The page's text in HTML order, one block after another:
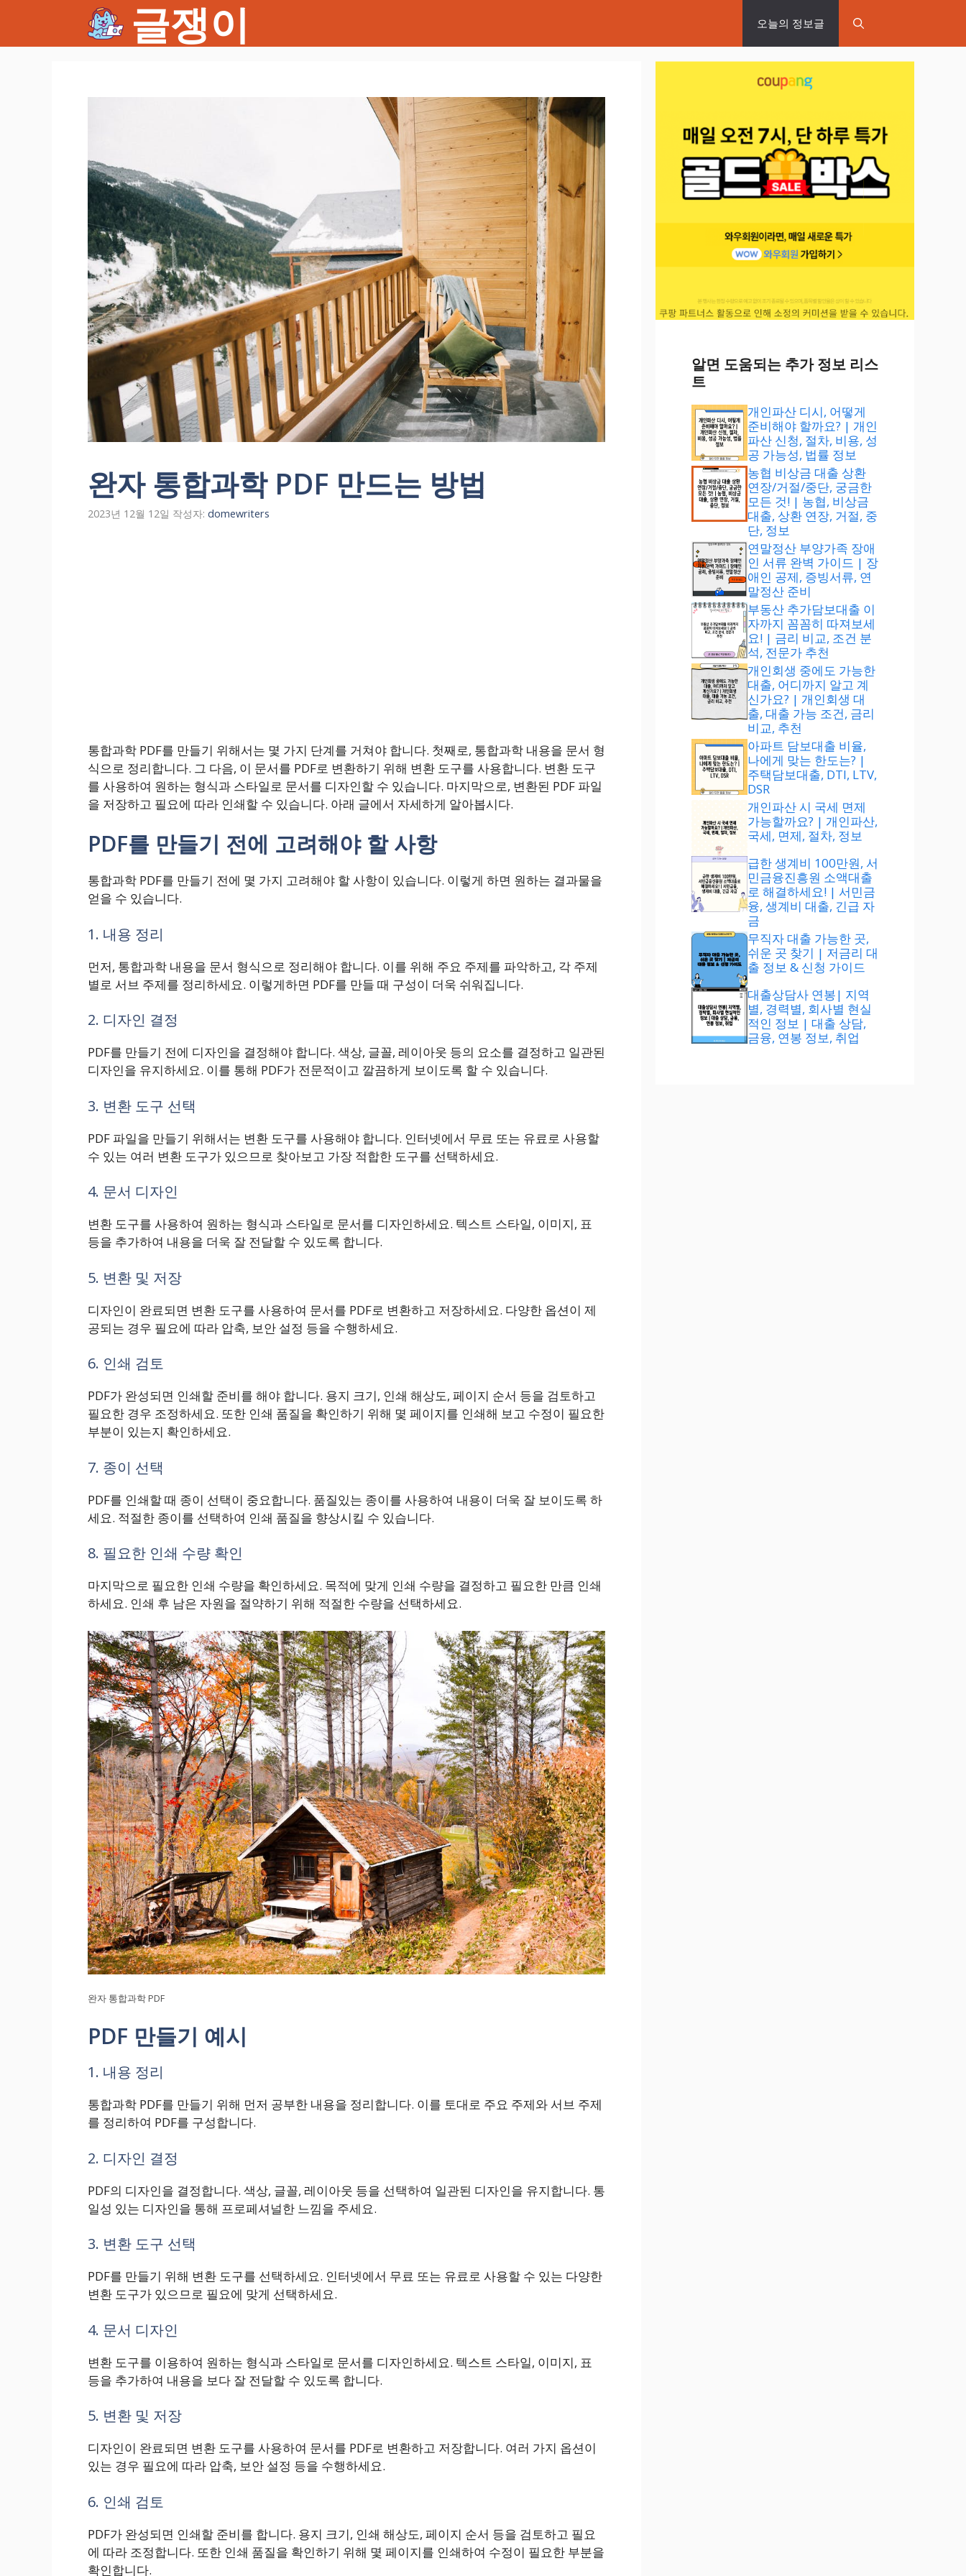
츠
글쟁이 오늘의 정보글
완자 통합과학 PDF 만드는 방법
2023년 12월 12일 작성자: domewriters
통합과학 PDF를 만들기 위해서는 몇 가지 단계를 거쳐야 합니다. 첫째로, 통합과학 내용을 문서 형
식으로 정리합니다. 그 다음, 이 문서를 PDF로 변환하기 위해 변환 도구를 사용합니다. 변환 도구
를 사용하여 원하는 형식과 스타일로 문서를 디자인할 수 있습니다. 마지막으로, 변환된 PDF 파일
을 저장하고 필요에 따라 인쇄할 수 있습니다. 아래 글에서 자세하게 알아봅시다.
PDF를 만들기 전에 고려해야 할 사항
통합과학 PDF를 만들기 전에 몇 가지 고려해야 할 사항이 있습니다. 이렇게 하면 원하는 결과물을
얻을 수 있습니다.
1. 내용 정리
먼저, 통합과학 내용을 문서 형식으로 정리해야 합니다. 이를 위해 주요 주제를 파악하고, 각 주제
별로 서브 주제를 정리하세요. 이렇게하면 PDF를 만들 때 구성이 더욱 쉬워집니다.
2. 디자인 결정
PDF를 만들기 전에 디자인을 결정해야 합니다. 색상, 글꼴, 레이아웃 등의 요소를 결정하고 일관된
디자인을 유지하세요. 이를 통해 PDF가 전문적이고 깔끔하게 보이도록 할 수 있습니다.
3. 변환 도구 선택
PDF 파일을 만들기 위해서는 변환 도구를 사용해야 합니다. 인터넷에서 무료 또는 유료로 사용할
수 있는 여러 변환 도구가 있으므로 찾아보고 가장 적합한 도구를 선택하세요.
4. 문서 디자인
변환 도구를 사용하여 원하는 형식과 스타일로 문서를 디자인하세요. 텍스트 스타일, 이미지, 표
등을 추가하여 내용을 더욱 잘 전달할 수 있도록 합니다.
5. 변환 및 저장
디자인이 완료되면 변환 도구를 사용하여 문서를 PDF로 변환하고 저장하세요. 다양한 옵션이 제
공되는 경우 필요에 따라 압축, 보안 설정 등을 수행하세요.
6. 인쇄 검토
PDF가 완성되면 인쇄할 준비를 해야 합니다. 용지 크기, 인쇄 해상도, 페이지 순서 등을 검토하고
필요한 경우 조정하세요. 또한 인쇄 품질을 확인하기 위해 몇 페이지를 인쇄해 보고 수정이 필요한
부분이 있는지 확인하세요.
7. 종이 선택
PDF를 인쇄할 때 종이 선택이 중요합니다. 품질있는 종이를 사용하여 내용이 더욱 잘 보이도록 하
세요. 적절한 종이를 선택하여 인쇄 품질을 향상시킬 수 있습니다.
8. 필요한 인쇄 수량 확인
마지막으로 필요한 인쇄 수량을 확인하세요. 목적에 맞게 인쇄 수량을 결정하고 필요한 만큼 인쇄
하세요. 인쇄 후 남은 자원을 절약하기 위해 적절한 수량을 선택하세요.
완자 통합과학 PDF
PDF 만들기 예시
1. 내용 정리
통합과학 PDF를 만들기 위해 먼저 공부한 내용을 정리합니다. 이를 토대로 주요 주제와 서브 주제
를 정리하여 PDF를 구성합니다.
2. 디자인 결정
PDF의 디자인을 결정합니다. 색상, 글꼴, 레이아웃 등을 선택하여 일관된 디자인을 유지합니다. 통
일성 있는 디자인을 통해 프로페셔널한 느낌을 주세요.
3. 변환 도구 선택
PDF를 만들기 위해 변환 도구를 선택하세요. 인터넷에서 무료 또는 유료로 사용할 수 있는 다양한
변환 도구가 있으므로 필요에 맞게 선택하세요.
4. 문서 디자인
변환 도구를 이용하여 원하는 형식과 스타일로 문서를 디자인하세요. 텍스트 스타일, 이미지, 표
등을 추가하여 내용을 보다 잘 전달할 수 있도록 합니다.
5. 변환 및 저장
디자인이 완료되면 변환 도구를 사용하여 문서를 PDF로 변환하고 저장합니다. 여러 가지 옵션이
있는 경우 필요에 따라 압축, 보안 설정 등을 수행하세요.
6. 인쇄 검토
PDF가 완성되면 인쇄할 준비를 합니다. 용지 크기, 인쇄 해상도, 페이지 순서 등을 검토하고 필요
에 따라 조정합니다. 또한 인쇄 품질을 확인하기 위해 몇 페이지를 인쇄하여 수정이 필요한 부분을
확인합니다.
알면 도움되는 추가 정보 리스
트
개인파산 디시, 어떻게
준비해야 할까요? | 개인
파산 신청, 절차, 비용, 성
공 가능성, 법률 정보
농협 비상금 대출 상환
연장/거절/중단, 궁금한
모든 것! | 농협, 비상금
대출, 상환 연장, 거절, 중
단, 정보
연말정산 부양가족 장애
인 서류 완벽 가이드 | 장
애인 공제, 증빙서류, 연
말정산 준비
부동산 추가담보대출 이
자까지 꼼꼼히 따져보세
요! | 금리 비교, 조건 분
석, 전문가 추천
개인회생 중에도 가능한
대출, 어디까지 알고 계
신가요? | 개인회생 대
출, 대출 가능 조건, 금리
비교, 추천
아파트 담보대출 비율,
나에게 맞는 한도는? |
주택담보대출, DTI, LTV,
DSR
개인파산 시 국세 면제
가능할까요? | 개인파산,
국세, 면제, 절차, 정보
급한 생계비 100만원, 서
민금융진흥원 소액대출
로 해결하세요! | 서민금
융, 생계비 대출, 긴급 자
금
무직자 대출 가능한 곳,
쉬운 곳 찾기 | 저금리 대
출 정보 & 신청 가이드
대출상담사 연봉| 지역
별, 경력별, 회사별 현실
적인 정보 | 대출 상담,
금융, 연봉 정보, 취업